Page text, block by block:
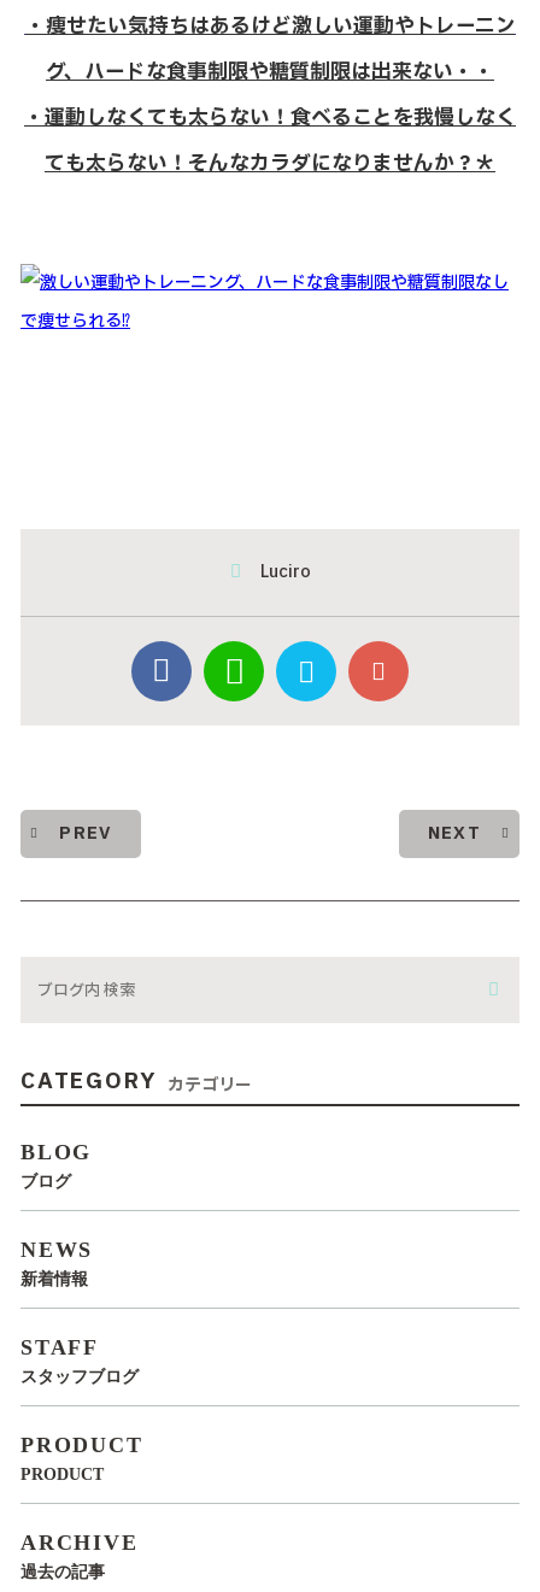
・痩せたい気持ちはあるけど激しい運動やトレーニン
グ、ハードな食事制限や糖質制限は出来ない・・
・運動しなくても太らない！食べることを我慢しなく
ても太らない！そんなカラダになりませんか？＊
Luciro
PREV NEXT
CATEGORY カテゴリー
BLOG
ブログ
NEWS
新着情報
STAFF
スタッフブログ
PRODUCT
PRODUCT
ARCHIVE
過去の記事